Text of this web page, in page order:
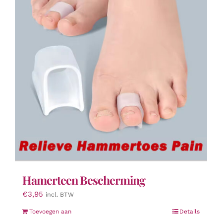
gekozen
worden
productpagina
Hamerteen Bescherming
€3,95 incl. BTW
Toevoegen aan
Details